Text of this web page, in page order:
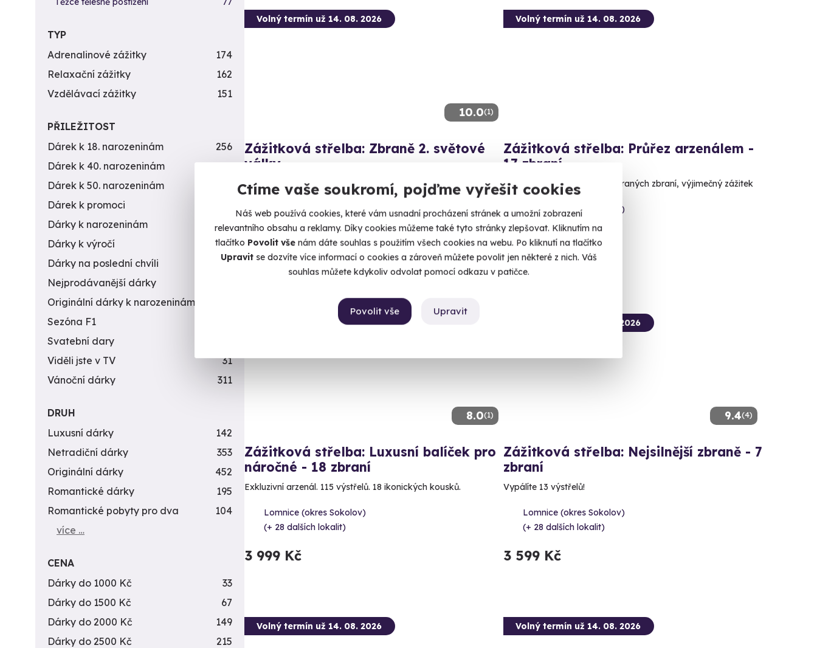
Ctíme vaše soukromí, pojďme vyřešit cookies
Náš web používá cookies, které vám usnadní procházení stránek a umožní zobrazení
relevantního obsahu a reklamy. Díky cookies můžeme také tyto stránky zlepšovat. Kliknutím na
tlačítko Povolit vše nám dáte souhlas s použitím všech cookies na webu. Po kliknutí na tlačítko
Upravitse dozvíte více informací o cookies a zároveň můžete povolit jen některé z nich. Váš
souhlas můžete kdykoliv odvolat pomocí odkazu v patičce.
Upravit
Povolit vše
10.0(1)
Volný termín už 14. 08. 2026
Zážitková střelba: Zbraně 2. světové
války
14 zbraní, 35 nábojů - vyzkoušejte kousky, které psaly dějiny!
Lomnice (okres Sokolov)
(+ 28 dalších lokalit)
4 950 Kč
Volný termín už 14. 08. 2026
Zážitková střelba: Průřez arzenálem -
17 zbraní
100 výstřelů, 17 precizně vybraných zbraní, výjimečný zážitek
Lomnice (okres Sokolov)
(+ 28 dalších lokalit)
3 799 Kč
8.0(1)
Volný termín už 14. 08. 2026
Zážitková střelba: Luxusní balíček pro
náročné - 18 zbraní
Exkluzivní arzenál. 115 výstřelů. 18 ikonických kousků.
Lomnice (okres Sokolov)
(+ 28 dalších lokalit)
3 999 Kč
9.4(4)
Volný termín už 14. 08. 2026
Zážitková střelba: Nejsilnější zbraně - 7
zbraní
Vypálíte 13 výstřelů!
Lomnice (okres Sokolov)
(+ 28 dalších lokalit)
3 599 Kč
Volný termín už 14. 08. 2026 Volný termín už 14. 08. 2026
TYP
Adrenalinové zážitky
174
Relaxační zážitky
162
Vzdělávací zážitky
151
PŘILEŽITOST
Dárek k 18. narozeninám
256
Dárek k 40. narozeninám
453
Dárek k 50. narozeninám
Dárek k promoci
Dárky k narozeninám
551
Dárky k výročí
294
Dárky na poslední chvíli
450
Nejprodávanější dárky
Originální dárky k narozeninám
Sezóna F1
Svatební dary
Viděli jste v TV
31
Vánoční dárky
311
DRUH
Luxusní dárky
142
Netradiční dárky
353
Originální dárky
452
Romantické dárky
195
Romantické pobyty pro dva
104
více …
CENA
Dárky do 1000 Kč
33
Dárky do 1500 Kč
67
Dárky do 2000 Kč
149
Dárky do 2500 Kč
215